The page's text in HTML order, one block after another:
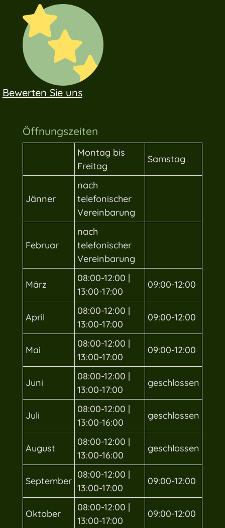
Bewerten Sie uns
Öffnungszeiten
Montag bis
Freitag
Samstag
Jänner
nach
telefonischer
Vereinbarung
Februar
nach
telefonischer
Vereinbarung
März
08:00-12:00 |
13:00-17:00
09:00-12:00
April
08:00-12:00 |
13:00-17:00
09:00-12:00
Mai
08:00-12:00 |
13:00-17:00
09:00-12:00
Juni
08:00-12:00 |
13:00-17:00
geschlossen
Juli
08:00-12:00 |
13:00-16:00
geschlossen
August
08:00-12:00 |
13:00-16:00
geschlossen
September
08:00-12:00 |
13:00-17:00
09:00-12:00
Oktober
08:00-12:00 |
13:00-17:00
09:00-12:00